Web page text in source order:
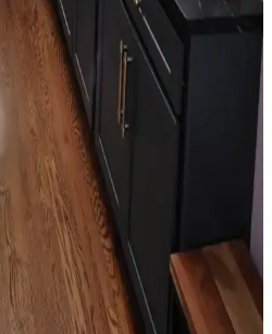
yerleşimi, aksesuar seçimi ve
ve fonksiyonel dengesini sağlar.
ferah bir atmosfer oluşturulur.
Alanların Fonksiyonel ve
bitkiler, aynalar, raflar ve sanat
kalitesini artırır. Doğru
mekanlar oluşturulur.
ve Estetik Hale
Yöntemleri
eşyalardan kurtulmak,
ve askı sistemleri kullanmak